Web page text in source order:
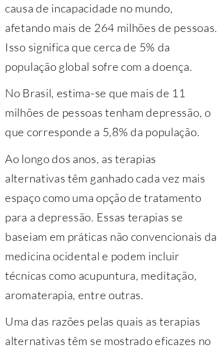
causa de incapacidade no mundo,
afetando mais de 264 milhões de pessoas.
Isso significa que cerca de 5% da
população global sofre com a doença.
No Brasil, estima-se que mais de 11
milhões de pessoas tenham depressão, o
que corresponde a 5,8% da população.
Ao longo dos anos, as terapias
alternativas têm ganhado cada vez mais
espaço como uma opção de tratamento
para a depressão. Essas terapias se
baseiam em práticas não convencionais da
medicina ocidental e podem incluir
técnicas como acupuntura, meditação,
aromaterapia, entre outras.
Uma das razões pelas quais as terapias
alternativas têm se mostrado eficazes no